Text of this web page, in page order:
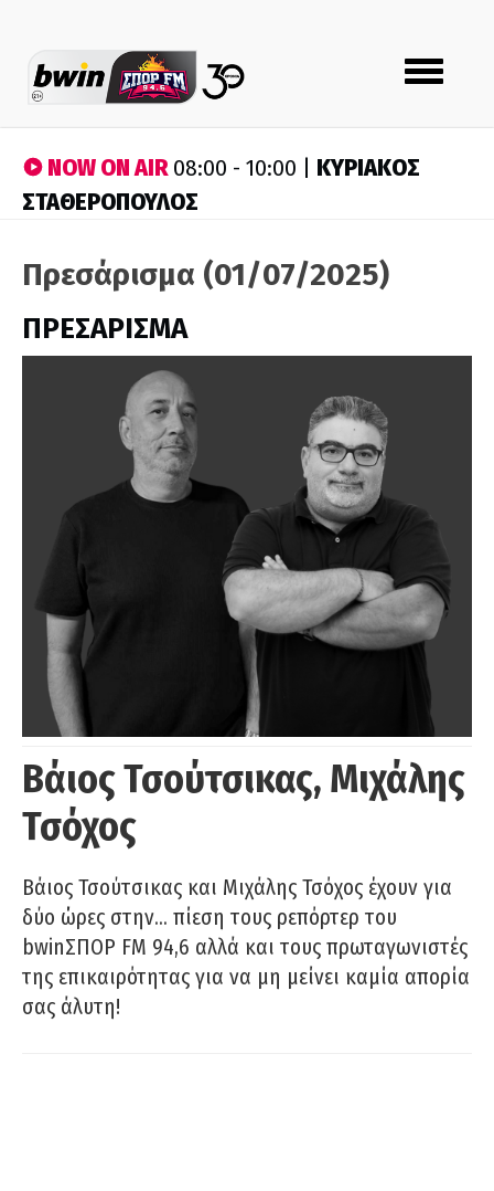
Toggle
navigation
NOW ON AIR08:00 - 10:00 | ΚΥΡΙΑΚΟΣ
ΣΤΑΘΕΡΟΠΟΥΛΟΣ
Πρεσάρισμα (01/07/2025)
ΠΡΕΣΑΡΙΣΜΑ
Βάιος Τσούτσικας, Μιχάλης
Τσόχος
Βάιος Τσούτσικας και Μιχάλης Τσόχος έχουν για
δύο ώρες στην… πίεση τους ρεπόρτερ του
bwinΣΠΟΡ FM 94,6 αλλά και τους πρωταγωνιστές
της επικαιρότητας για να μη μείνει καμία απορία
σας άλυτη!